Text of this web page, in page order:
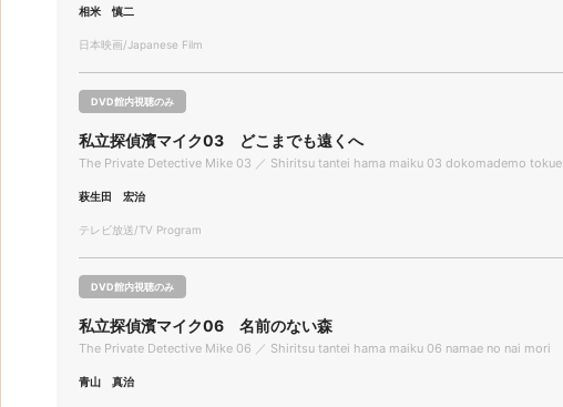
相米 慎二
日本映画/Japanese Film
DVD館内視聴のみ
私立探偵濱マイク03 どこまでも遠くへ
The Private Detective Mike 03 ／ Shiritsu tantei hama maiku 03 dokomademo tokue
萩生田 宏治
テレビ放送/TV Program
DVD館内視聴のみ
私立探偵濱マイク06 名前のない森
The Private Detective Mike 06 ／ Shiritsu tantei hama maiku 06 namae no nai mori
青山 真治